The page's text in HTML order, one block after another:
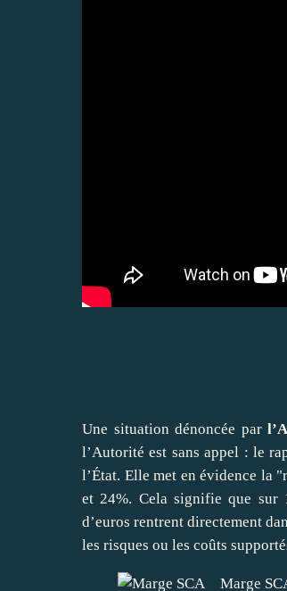
Une situation dénoncée par
l’Autorité est sans appel : le
l’État. Elle met en évidence la
et 24%. Cela signifie que sur
d’euros rentrent directement
les risques ou les coûts
Marge